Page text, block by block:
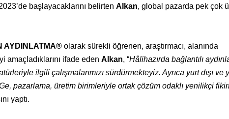
başlayacaklarını belirten Alkan, global pazarda pek çok
AYDINLATMA®olarak sürekli öğrenen, araştırmacı, alanında
ifade eden Alkan, “Hâlihazırda bağlantılı
ilgili çalışmalarımızı sürdürmekteyiz. Ayrıca yurt dışı ve
pazarlama, üretim birimleriyle ortak çözüm odaklı yenilikçi
yaptı.